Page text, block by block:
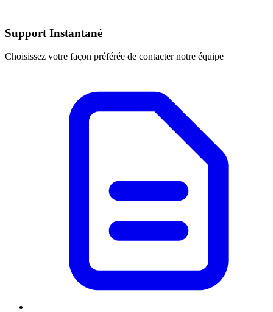
Support Instantané
Choisissez votre façon préférée de contacter notre équipe